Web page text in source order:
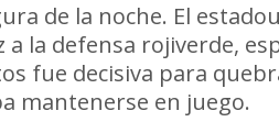
de la noche. El
la defensa rojiverde,
fue decisiva para
mantenerse en juego.